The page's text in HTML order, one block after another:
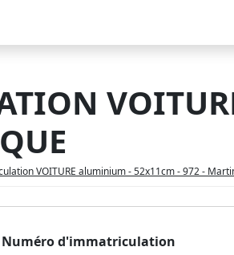
VOITURE aluminium - 52x11cm - 972 -
Numéro d'immatriculation